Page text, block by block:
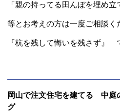
「親の持ってる田んぼを埋め立
等とお考えの方は一度ご相談く
『杭を残して悔いを残さず』
岡山で注文住宅を建てる 中
グ